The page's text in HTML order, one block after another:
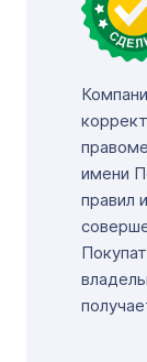
имени
правил